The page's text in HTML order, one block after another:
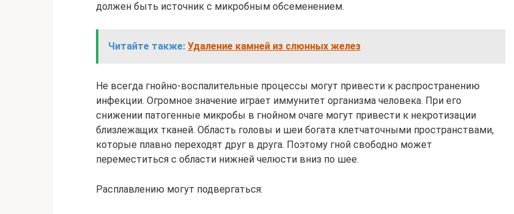
должен быть источник с микробным обсеменением.
Читайте также: Удаление камней из слюнных желез
Не всегда гнойно-воспалительные процессы могут привести к распространению
инфекции. Огромное значение играет иммунитет организма человека. При его
снижении патогенные микробы в гнойном очаге могут привести к некротизации
близлежащих тканей. Область головы и шеи богата клетчаточными пространствами,
которые плавно переходят друг в друга. Поэтому гной свободно может
переместиться с области нижней челюсти вниз по шее.
Расплавлению могут подвергаться: